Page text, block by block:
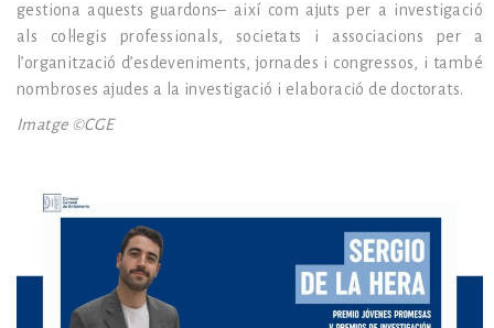
gestiona aquests guardons– així com ajuts per a investigació
als col·legis professionals, societats i associacions per a
l’organització d’esdeveniments, jornades i congressos, i també
nombroses ajudes a la investigació i elaboració de doctorats.
Imatge ©CGE